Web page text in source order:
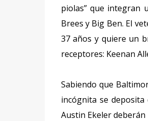
piolas” que integran
Brees y Big Ben. El
37 años y quiere un
receptores: Keenan
Sabiendo que
incógnita se
Austin Ekeler